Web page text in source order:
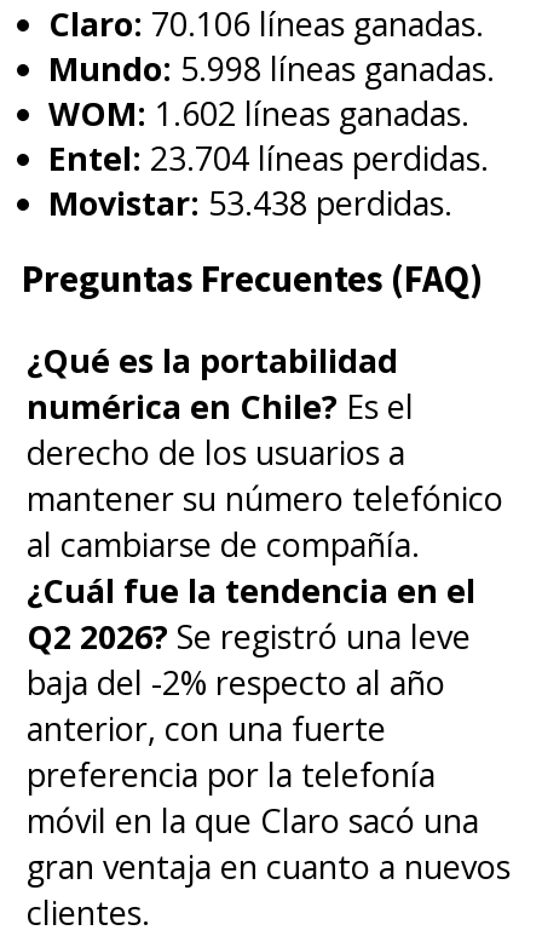
Claro: 70.106 líneas ganadas.
Mundo: 5.998 líneas ganadas.
WOM: 1.602 líneas ganadas.
Entel: 23.704 líneas perdidas.
Movistar: 53.438 perdidas.
Preguntas Frecuentes (FAQ)
¿Qué es la portabilidad
numérica en Chile? Es el
derecho de los usuarios a
mantener su número telefónico
al cambiarse de compañía.
¿Cuál fue la tendencia en el
Q2 2026? Se registró una leve
baja del -2% respecto al año
anterior, con una fuerte
preferencia por la telefonía
móvil en la que Claro sacó una
gran ventaja en cuanto a nuevos
clientes.